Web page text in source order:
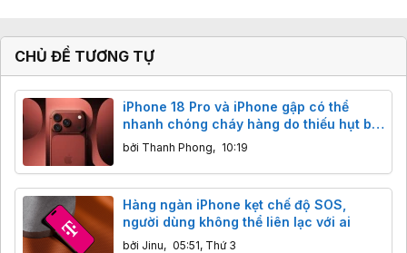
CHỦ ĐỀ TƯƠNG TỰ
iPhone 18 Pro và iPhone gập có thể
nhanh chóng cháy hàng do thiếu hụt bộ
nhớ
bởi Thanh Phong, 10:19
Hàng ngàn iPhone kẹt chế độ SOS,
người dùng không thể liên lạc với ai
bởi Jinu, 05:51, Thứ 3